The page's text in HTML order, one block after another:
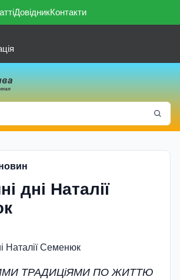
ДовідникКонтакти
дні Наталії
ТРАДИЦiЯМИ ПО ЖИТТЮ